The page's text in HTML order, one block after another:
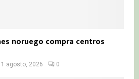
noruego compra centros
1 agosto, 2026 0